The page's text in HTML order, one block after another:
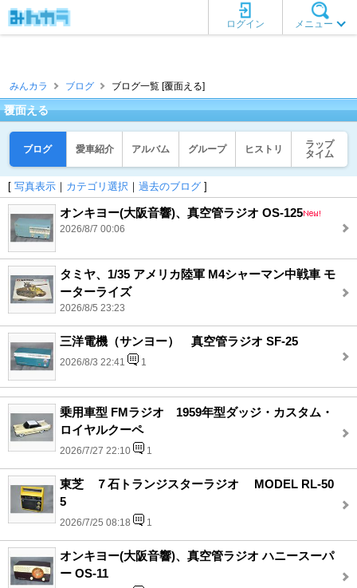
メニュー
ログイン
みんカラ ブログ ブログ一覧 [覆面える]
覆面える
ブログ 愛車紹介 アルバム グループ ヒストリ
ラップ
タイム
[ 写真表示 ｜ カテゴリ選択 ｜ 過去のブログ ]
オンキヨー(大阪音響)、真空管ラジオ OS-125
2026/8/7 00:06
タミヤ、1/35 アメリカ陸軍 M4シャーマン中戦車 モ
ーターライズ
2026/8/5 23:23
三洋電機（サンヨー） 真空管ラジオ SF-25
2026/8/3 22:41 1
乗用車型 FMラジオ 1959年型ダッジ・カスタム・
ロイヤルクーペ
2026/7/27 22:10 1
東芝 ７石トランジスターラジオ MODEL RL-50
5
2026/7/25 08:18 1
オンキヨー(大阪音響)、真空管ラジオ ハニースーパ
ー OS-11